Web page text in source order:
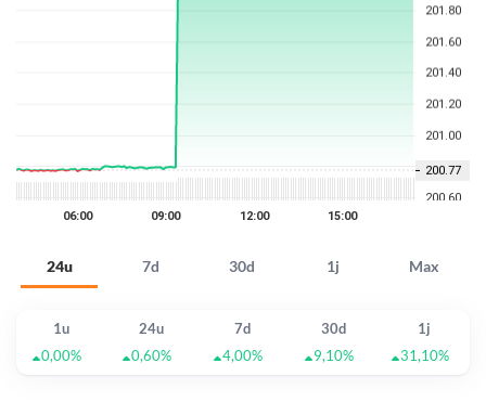
24u 7d 30d 1j Max
1u 24u 7d 30d
1j
0,00%
0,60% 4,00% 9,10% 31,10%